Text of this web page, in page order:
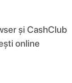
și CashClub
online